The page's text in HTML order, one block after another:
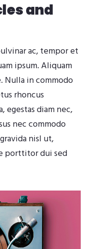
and
ac, tempor et
ipsum. Aliquam
Nulla in commodo
rhoncus
egestas diam nec,
nec commodo
nisl ut,
porttitor dui sed